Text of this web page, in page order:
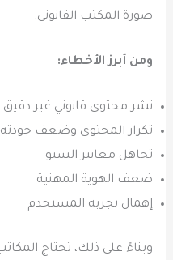
صورة المكتب القانوني.
ومن أبرز الأخطاء:
نشر محتوى قانوني غير دقيق
تكرار المحتوى وضعف جودته
تجاهل معايير السيو
ضعف الهوية المهنية
إهمال تجربة المستخدم
وبناءً على ذلك، تحتاج